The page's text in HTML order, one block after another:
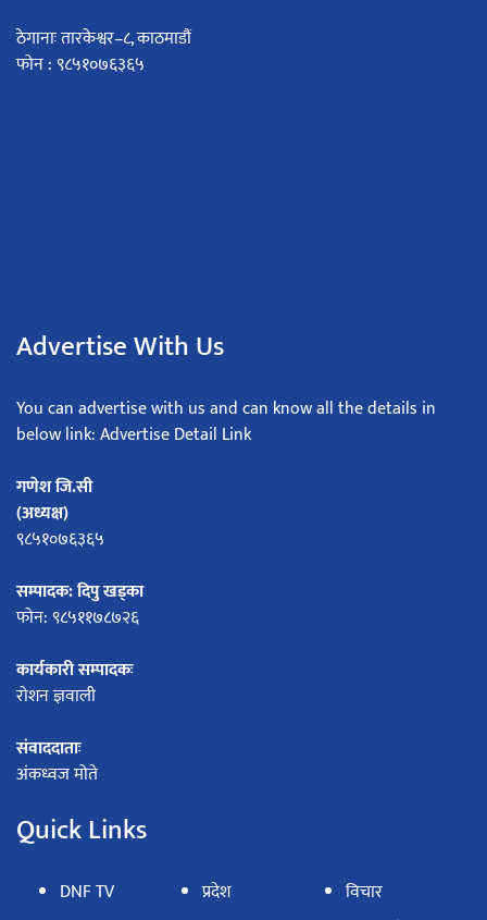
ठेगानाः तारकेश्वर–८, काठमाडौं
फोन : ९८५१०७६३६५
Advertise With Us
You can advertise with us and can know all the details in
below link: Advertise Detail Link
गणेश जि.सी
(अध्यक्ष)
९८५१०७६३६५
सम्पादक: दिपु खड्का
फोन: ९८५११७८७२६
कार्यकारी सम्पादकः
रोशन ज्ञवाली
संवाददाताः
अंकध्वज मोते
Quick Links
DNF TV
प्रदेश
विचार